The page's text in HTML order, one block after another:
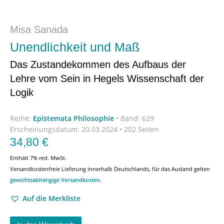
Misa Sanada
Unendlichkeit und Maß
Das Zustandekommen des Aufbaus der
Lehre vom Sein in Hegels Wissenschaft der
Logik
Reihe: Epistemata Philosophie • Band: 629
Erscheinungsdatum: 20.03.2024 • 202 Seiten
34,80 €
Enthält 7% red. MwSt.
Versandkostenfreie Lieferung innerhalb Deutschlands, für das Ausland gelten
gewichtsabhängige Versandkosten.
Auf die Merkliste